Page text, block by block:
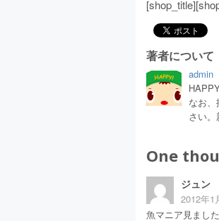
著者について
admin
なお
さい
One
ジュン
2012年1
魚マニア見ました